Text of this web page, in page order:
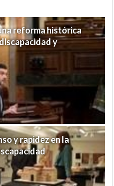
reforma histórica
y
y rapidez en la